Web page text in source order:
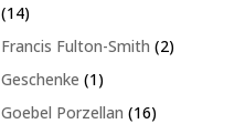
1414
Produkte
Francis Fulton-Smith 22
Geschenke 11
Produkt
Goebel Porzellan 1616